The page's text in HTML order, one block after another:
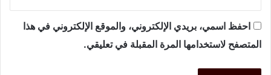
احفظ اسمي، بريدي الإلكتروني، والموقع الإلكتروني في هذا
المتصفح لاستخدامها المرة المقبلة في تعليقي.